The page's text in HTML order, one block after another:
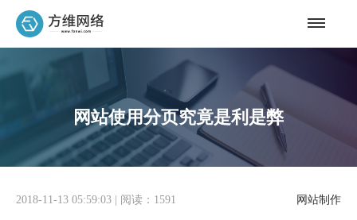
网站使用分页究竟是利是弊
网站制作
2018-11-13 05:59:03 阅读：1591